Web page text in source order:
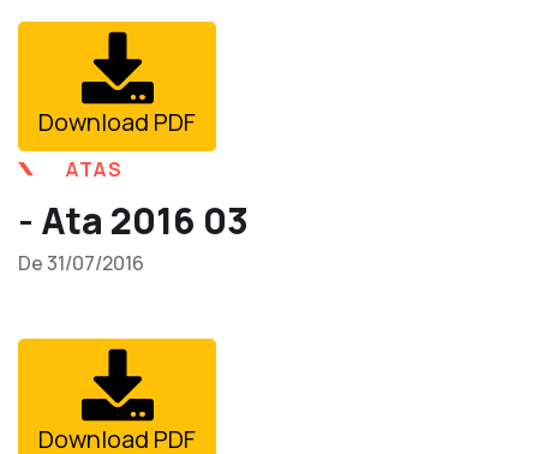
Download PDF
ATAS
- Ata 2016 03
De 31/07/2016
Download PDF